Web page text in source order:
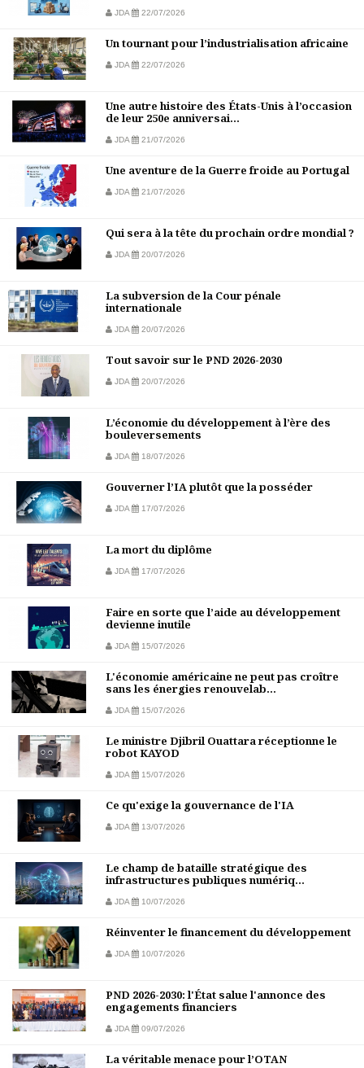
JDA 22/07/2026
Un tournant pour l’industrialisation africaine
JDA 22/07/2026
Une autre histoire des États-Unis à l’occasion
de leur 250e anniversai...
JDA 21/07/2026
Une aventure de la Guerre froide au Portugal
JDA 21/07/2026
Qui sera à la tête du prochain ordre mondial ?
JDA 20/07/2026
La subversion de la Cour pénale
internationale
JDA 20/07/2026
Tout savoir sur le PND 2026-2030
JDA 20/07/2026
L’économie du développement à l’ère des
bouleversements
JDA 18/07/2026
Gouverner l’IA plutôt que la posséder
JDA 17/07/2026
La mort du diplôme
JDA 17/07/2026
Faire en sorte que l’aide au développement
devienne inutile
JDA 15/07/2026
L'économie américaine ne peut pas croître
sans les énergies renouvelab...
JDA 15/07/2026
Le ministre Djibril Ouattara réceptionne le
robot KAYOD
JDA 15/07/2026
Ce qu'exige la gouvernance de l'IA
JDA 13/07/2026
Le champ de bataille stratégique des
infrastructures publiques numériq...
JDA 10/07/2026
Réinventer le financement du développement
JDA 10/07/2026
PND 2026-2030: l'État salue l'annonce des
engagements financiers
JDA 09/07/2026
La véritable menace pour l’OTAN